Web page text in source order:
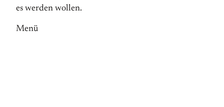
es werden wollen.
Menü